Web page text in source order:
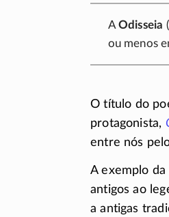
A Odisseia
ou menos
O título do
protagonista,
entre nós
A exemplo da
antigos ao
a antigas